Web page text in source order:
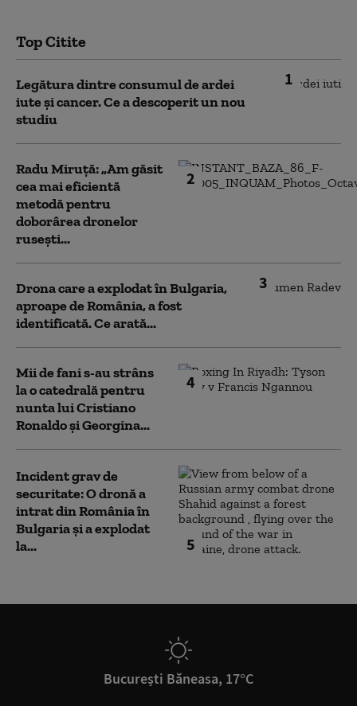
Top Citite
1
Legătura dintre consumul de ardei
iute și cancer. Ce a descoperit un nou
studiu
2
Radu Miruță: „Am găsit
cea mai eficientă
metodă pentru
doborârea dronelor
rusești...
3
Drona care a explodat în Bulgaria,
aproape de România, a fost
identificată. Ce arată...
4
Mii de fani s-au strâns
la o catedrală pentru
nunta lui Cristiano
Ronaldo şi Georgina...
5
Incident grav de
securitate: O dronă a
intrat din România în
Bulgaria şi a explodat
la...
București Băneasa, 17°C